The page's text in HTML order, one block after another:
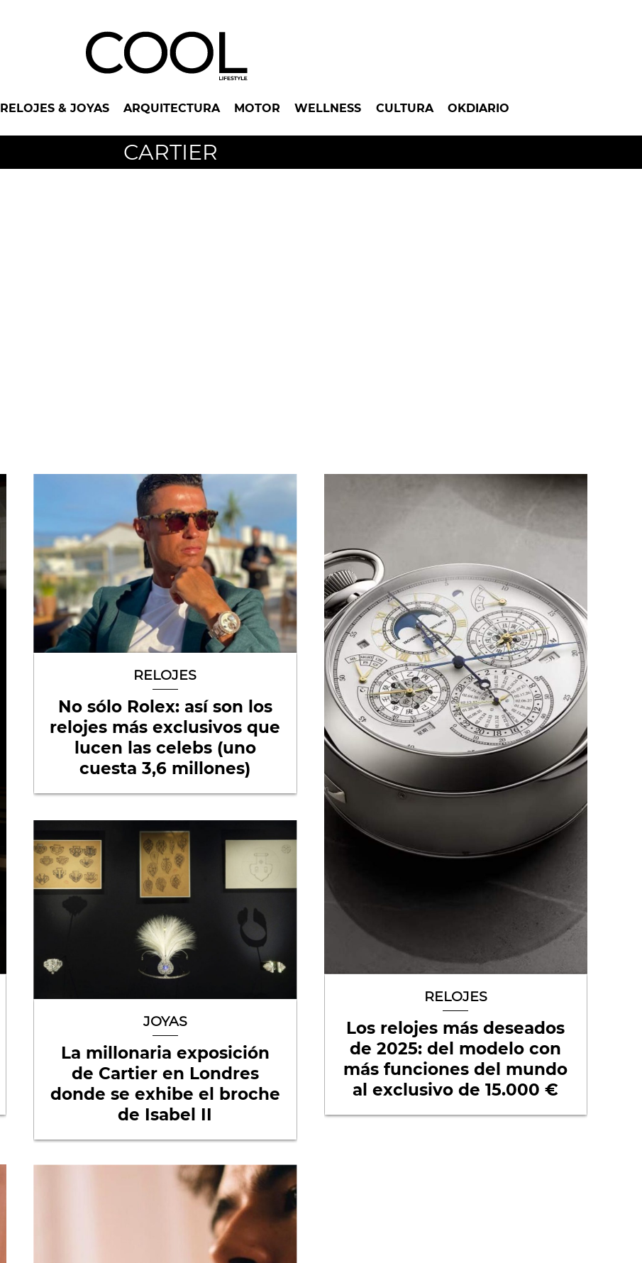
RELOJES & JOYAS ARQUITECTURA MOTOR WELLNESS CULTURA OKDIARIO
CARTIER
RELOJES
No sólo Rolex: así son los
relojes más exclusivos que
lucen las celebs (uno
cuesta 3,6 millones)
JOYAS
La millonaria exposición
de Cartier en Londres
donde se exhibe el broche
de Isabel II
RELOJES
Los relojes más deseados
de 2025: del modelo con
más funciones del mundo
al exclusivo de 15.000 €